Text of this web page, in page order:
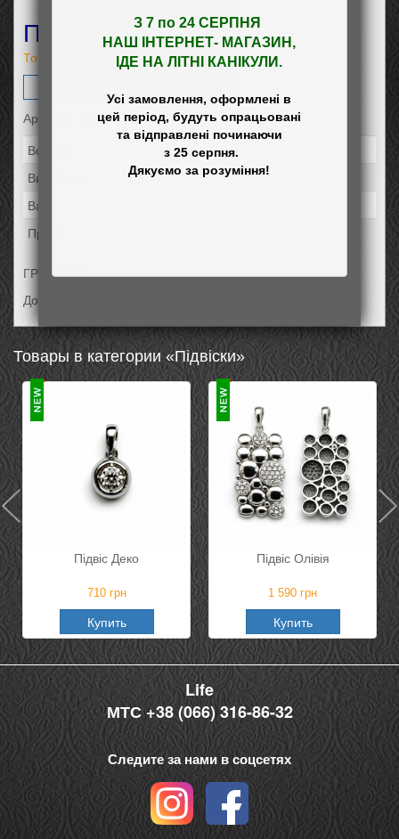
З 7 по 24 СЕРПНЯ
НАШ ІНТЕРНЕТ- МАГАЗИН
ІДЕ НА ЛІТНІ КАНІКУЛИ.
Усі замовлення, оформлені в
цей період, будуть опрацьовані
та відправлені починаючи
Пiдвiс Орфей
Товар ожидается
Артикул: 9121
Вставка:
Виробник:
Ирида
Вага:
Проба:
ГРП 40*30мм
Довжина підвіса 47мм
Товары в категории «Підвіски»
Підвіс Деко
710грн
Купить
Підвіс Олівія
1 590 грн
Купить
Life
МТС +38 (066) 316-86-32
Следите за нами в соцсетях